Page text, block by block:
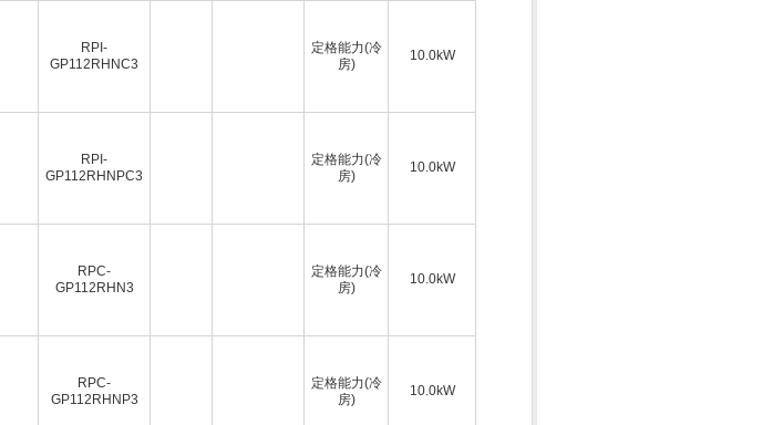
RPI-
GP112RHNC3
定格能力(冷
房)
10.0kW
RPI-
GP112RHNPC3
定格能力(冷
房)
10.0kW
RPC-
GP112RHN3
定格能力(冷
房)
10.0kW
RPC-
GP112RHNP3
定格能力(冷
房)
10.0kW